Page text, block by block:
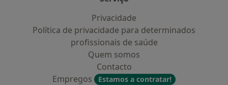
Privacidade
Política de privacidade para determinados
profissionais de saúde
Quem somos
Contacto
Empregos
Estamos a contratar!